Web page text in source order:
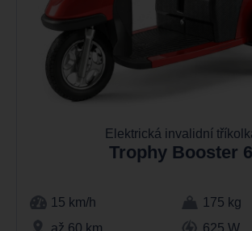
Elektrická invalidní
Trophy Booster 6
15 km/h
175 kg
až 60 km
625 W